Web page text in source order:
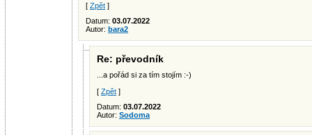
[ Zpět ]
Datum: 03.07.2022
Autor: bara2
Re: převodník
...a pořád si za tím stojím :-)
[ Zpět ]
Datum: 03.07.2022
Autor: Sodoma